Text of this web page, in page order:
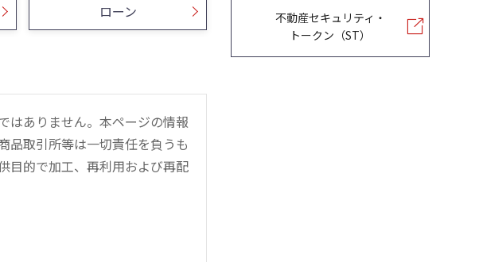
ローン
はありません。本ページの情報
品取引所等は一切責任を負うも
目的で加工、再利用および再配
不動産セキュリティ・
トークン（ST）